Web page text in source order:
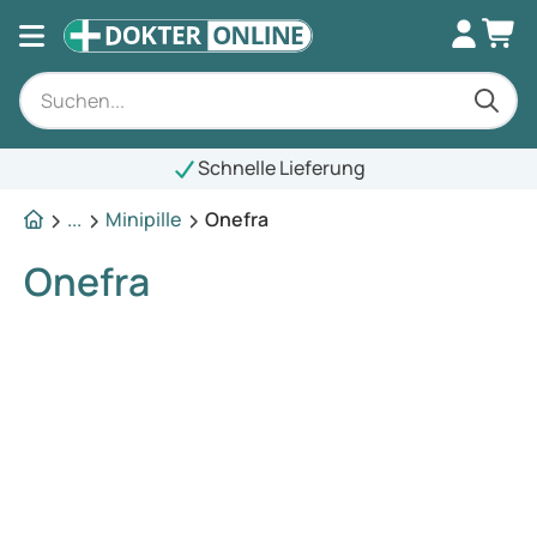
Schnelle Lieferung
...
Minipille Onefra
Onefra